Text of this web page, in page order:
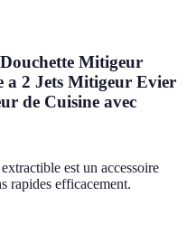
Mitigeur
a 2 Jets Mitigeur Evier
de Cuisine avec
est un accessoire
rapides efficacement.